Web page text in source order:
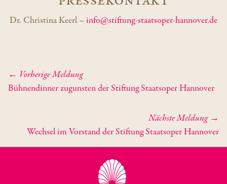
Dr. Christina Keerl – info@stiftung-staatsoper-hannover.de
Beitrags-Navigation
← Vorherige Meldung
Bühnendinner zugunsten der Stiftung Staatsoper Hannover
Nächste Meldung →
Wechsel im Vorstand der Stiftung Staatsoper Hannover